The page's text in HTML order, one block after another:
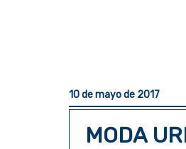
10 de mayo de 2017
MODA